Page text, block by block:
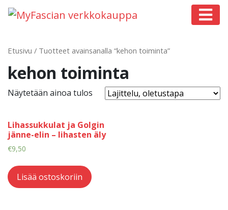
Päävalikko
Etusivu / Tuotteet avainsanalla “kehon toiminta”
kehon toiminta
Näytetään ainoa tulos
Lihassukkulat ja Golgin
jänne-elin – lihasten äly
€9,50
Lisää ostoskoriin